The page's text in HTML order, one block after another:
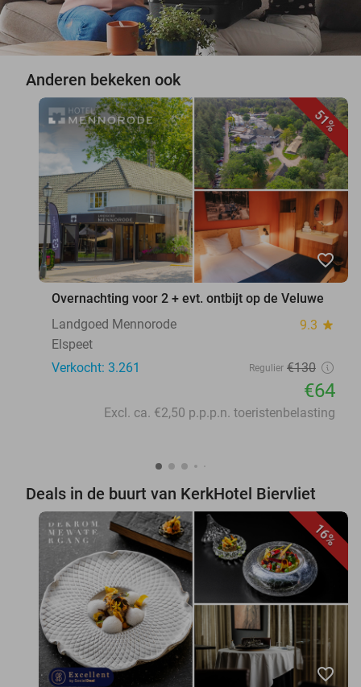
Anderen bekeken ook
51%
favorite_border
Overnachting voor 2 + evt. ontbijt op de Veluwe
Landgoed Mennorode
9.3 star
Elspeet
Verkocht: 3.261
Regulier €130
€64
Excl. ca. €2,50 p.p.p.n. toeristenbelasting
Deals in de buurt van KerkHotel Biervliet
16%
favorite_border